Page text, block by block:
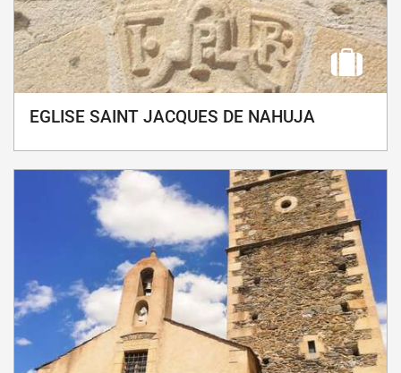
EGLISE SAINT JACQUES DE NAHUJA